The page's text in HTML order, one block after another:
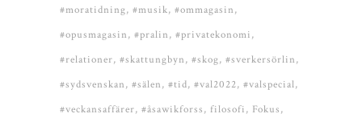
#moratidning #musik #ommagasin
#opusmagasin #pralin #privatekonomi
#relationer #skattungbyn #skog #sverkersörlin
#sydsvenskan #sälen #tid #val2022 #valspecial
#veckansaffärer #åsawikforss filosofi
Fokus